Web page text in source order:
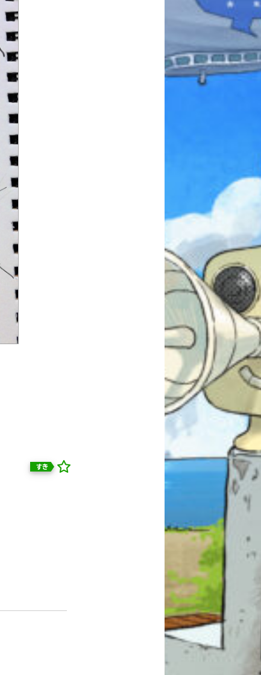
キミノラジオ配信中！
いろんな動画が
すき